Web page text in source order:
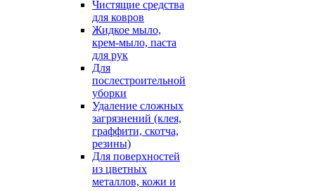
Чистящие средства
для ковров
Жидкое мыло,
крем-мыло, паста
для рук
Для
послестроительной
уборки
Удаление сложных
загрязнений (клея,
граффити, скотча,
резины)
Для поверхностей
из цветных
металлов, кожи и